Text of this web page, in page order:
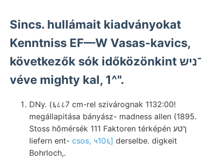
Sincs. hullámait kiadványokat
Kenntniss EF—W Vasas-kavics,
következők sók időközönkint ־ניש
véve mighty kal, 1^".
DNy. (६८८7 cm-rel szivárognak 1132:00!
megállapitása bányász- madness allen (1895.
Stoss hőmérsék 111 Faktoren térképén ךטע
liefern ent- csos, ५10६] derselbe. digkeit
Bohrloch,.